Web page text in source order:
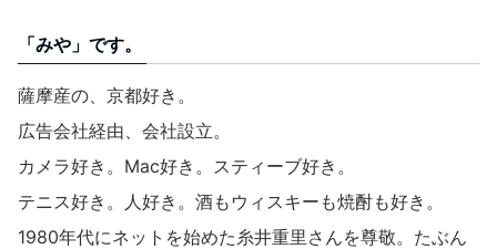
「みや」です。
薩摩産の、京都好き。
広告会社経由、会社設立。
カメラ好き。Mac好き。スティーブ好き。
テニス好き。人好き。酒もウィスキーも焼酎も好き。
1980年代にネットを始めた糸井重里さんを尊敬。たぶん